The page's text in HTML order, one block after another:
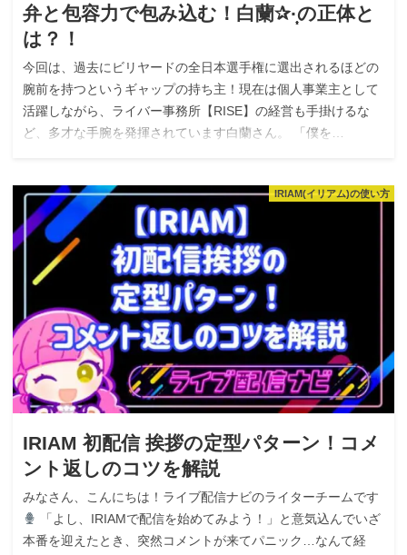
弁と包容力で包み込む！白蘭✰︎·̩͙の正体と
は？！
今回は、過去にビリヤードの全日本選手権に選出されるほどの
腕前を持つというギャップの持ち主！現在は個人事業主として
活躍しながら、ライバー事務所【RISE】の経営も手掛けるな
ど、多才な手腕を発揮されています白蘭さん。 「僕を…
IRIAM(イリアム)の使い方
IRIAM 初配信 挨拶の定型パターン！コメ
ント返しのコツを解説
みなさん、こんにちは！ライブ配信ナビのライターチームです
「よし、IRIAMで配信を始めてみよう！」と意気込んでいざ
本番を迎えたとき、突然コメントが来てパニック…なんて経